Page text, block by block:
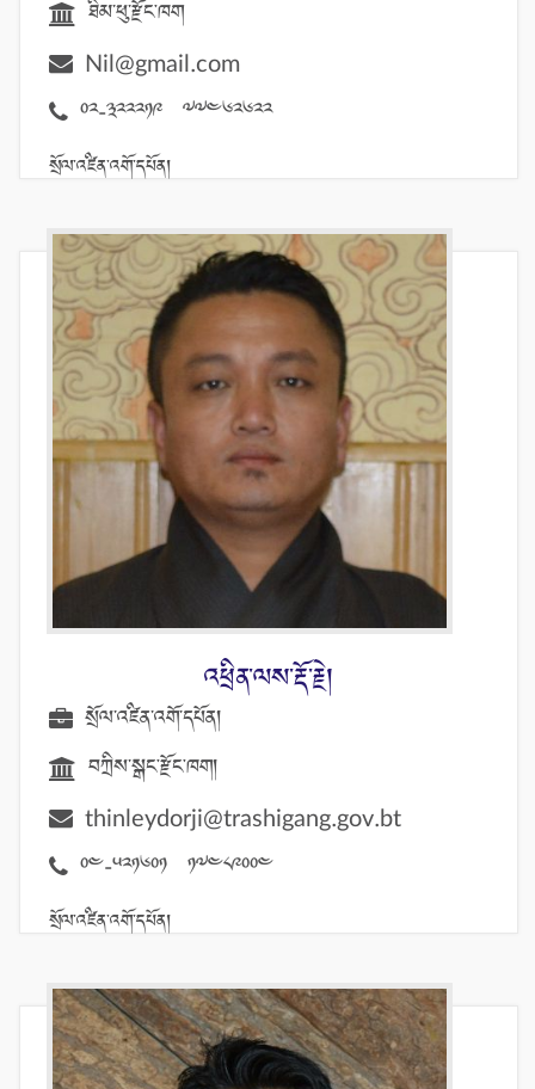
ཐིམ་ཕུ་རྫོང་ཁག
Nil@gmail.com
02-322219 77462622
སྲོལ་འཛིན་འགོ་དཔོན།
འཕྲིན་ལས་རྡོ་རྗེ།
སྲོལ་འཛིན་འགོ་དཔོན།
བཀྲིས་སྒང་རྫོང་ཁག།
thinleydorji@trashigang.gov.bt
04-521601 17489004
སྲོལ་འཛིན་འགོ་དཔོན།